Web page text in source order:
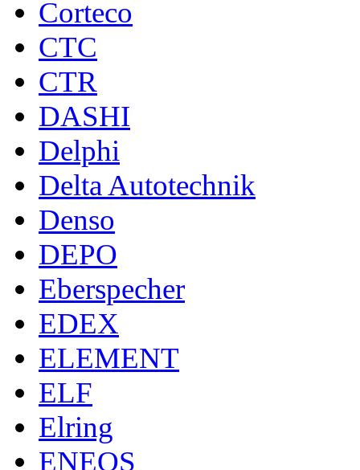
Corteco
CTC
CTR
DASHI
Delphi
Delta Autotechnik
Denso
DEPO
Eberspecher
EDEX
ELEMENT
ELF
Elring
ENEOS